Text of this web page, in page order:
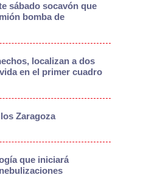
sábado socavón que
bomba de
localizan a dos
en el primer cuadro
Zaragoza
que iniciará